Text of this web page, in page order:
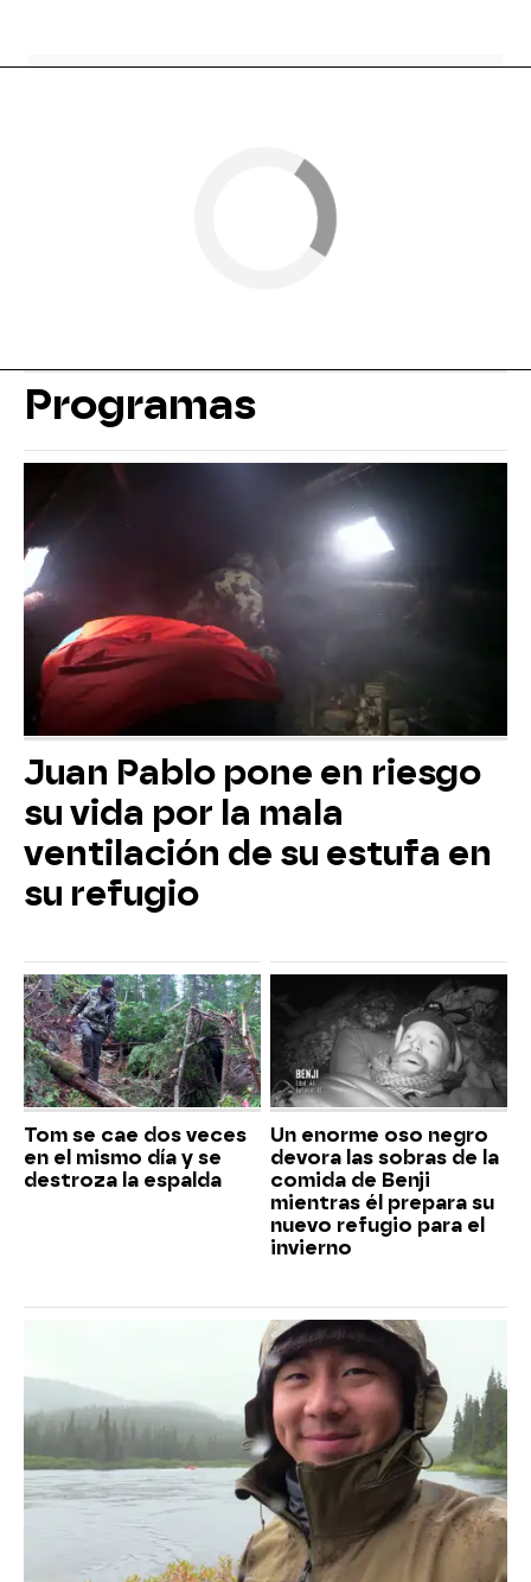
Programas
Juan Pablo pone en riesgo
su vida por la mala
ventilación de su estufa en
su refugio
Tom se cae dos veces
en el mismo día y se
destroza la espalda
Un enorme oso negro
devora las sobras de la
comida de Benji
mientras él prepara su
nuevo refugio para el
invierno